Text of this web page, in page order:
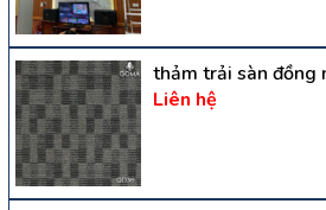
thảm trải sàn đồng
Liên hệ